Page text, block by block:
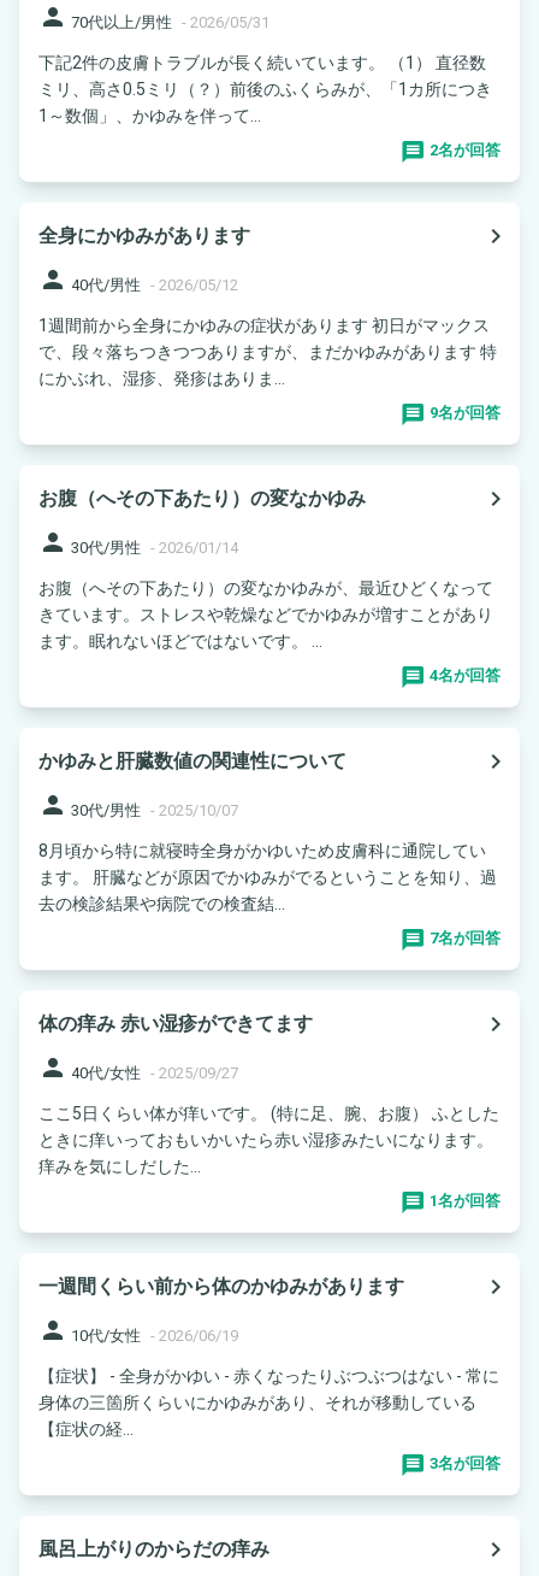
person 70代以上/男性 - 2026/05/31
下記2件の皮膚トラブルが長く続いています。 （1） 直径数
ミリ、高さ0.5ミリ（？）前後のふくらみが、「1カ所につき
1～数個」、かゆみを伴って...
2名が回答
全身にかゆみがあります
navigate_next
person 40代/男性 - 2026/05/12
1週間前から全身にかゆみの症状があります 初日がマックス
で、段々落ちつきつつありますが、まだかゆみがあります 特
にかぶれ、湿疹、発疹はありま...
9名が回答
お腹（へその下あたり）の変なかゆみ
navigate_next
person 30代/男性 - 2026/01/14
お腹（へその下あたり）の変なかゆみが、最近ひどくなって
きています。ストレスや乾燥などでかゆみが増すことがあり
ます。眠れないほどではないです。 ...
4名が回答
かゆみと肝臓数値の関連性について
navigate_next
person 30代/男性 - 2025/10/07
8月頃から特に就寝時全身がかゆいため皮膚科に通院してい
ます。 肝臓などが原因でかゆみがでるということを知り、過
去の検診結果や病院での検査結...
7名が回答
体の痒み 赤い湿疹ができてます
navigate_next
person 40代/女性 - 2025/09/27
ここ5日くらい体が痒いです。 (特に足、腕、お腹） ふとした
ときに痒いっておもいかいたら赤い湿疹みたいになります。
痒みを気にしだした...
1名が回答
一週間くらい前から体のかゆみがあります
navigate_next
person 10代/女性 - 2026/06/19
【症状】 - 全身がかゆい - 赤くなったりぶつぶつはない - 常に
身体の三箇所くらいにかゆみがあり、それが移動している
【症状の経...
3名が回答
風呂上がりのからだの痒み navigate_next